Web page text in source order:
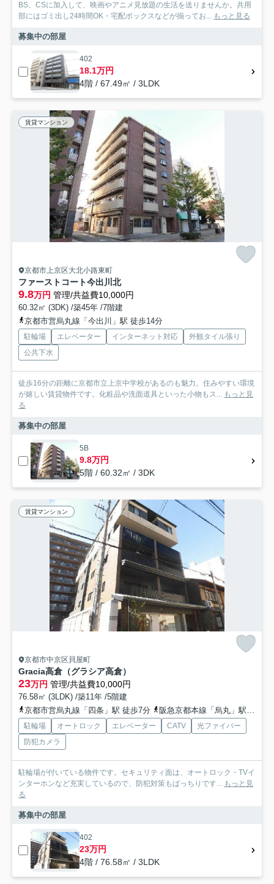
BS、CSに加入して、映画やアニメ見放題の生活を送りませんか。共用
部にはゴミ出し24時間OK・宅配ボックスなどが揃ってお... もっと見る
募集中の部屋
402
18.1万円
4階 / 67.49㎡ / 3LDK
賃貸マンション
京都市上京区大北小路東町
ファーストコート今出川北
9.8万円 管理/共益費10,000円
60.32㎡ (3DK) /築45年 /7階建
京都市営烏丸線「今出川」駅 徒歩14分
駐輪場 エレベーター インターネット対応
外観タイル張り
公共下水
徒歩16分の距離に京都市立上京中学校があるのも魅力。住みやすい環境
が嬉しい賃貸物件です。化粧品や洗面道具といった小物もス... もっと見
る
募集中の部屋
5B
9.8万円
5階 / 60.32㎡ / 3DK
賃貸マンション
京都市中京区貝屋町
Gracia高倉（グラシア高倉）
23万円 管理/共益費10,000円
76.58㎡ (3LDK) /築11年 /5階建
京都市営烏丸線「四条」駅 徒歩7分
阪急京都本線「烏丸」駅 徒歩6分
駐輪場 オートロック エレベーター CATV
光ファイバー
防犯カメラ
駐輪場が付いている物件です。セキュリティ面は、オートロック・TVイ
ンターホンなど充実しているので、防犯対策もばっちりです... もっと見
る
募集中の部屋
402
23万円
4階 / 76.58㎡ / 3LDK